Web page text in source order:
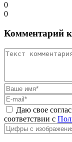
0
0
Комментарий
Даю свое
соответствии с